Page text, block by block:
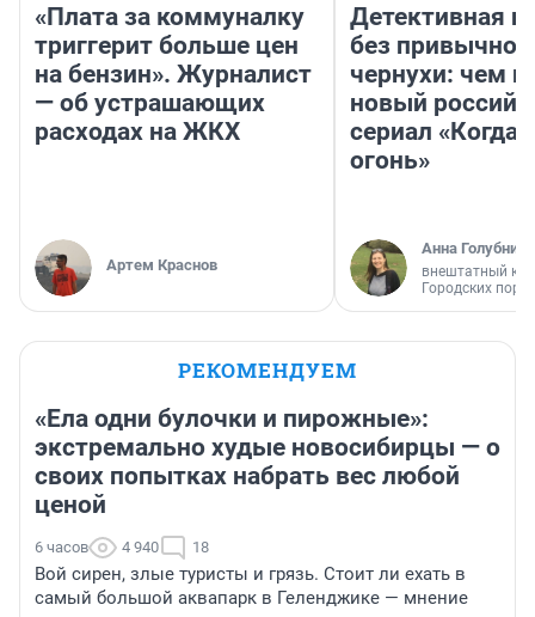
«Плата за коммуналку
триггерит больше цен
на бензин». Журналист
— об устрашающих
расходах на ЖКХ
Артем Краснов
Детективная
без привычной
чернухи: чем
новый
сериал «Когда
огонь»
Анна
внештатный
Городских
РЕКОМЕНДУЕМ
«Ела одни булочки и пирожные»:
экстремально худые новосибирцы — о
своих попытках набрать вес любой
ценой
6 часов 4 940 18
Вой сирен, злые туристы и грязь. Стоит ли ехать в
самый большой аквапарк в Геленджике — мнение